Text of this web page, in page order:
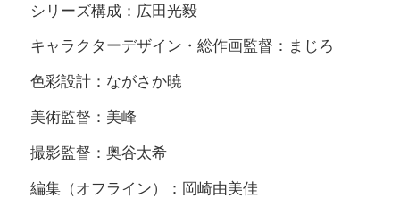
シリーズ構成：広田光毅
キャラクターデザイン・総作画監督：まじろ
色彩設計：ながさか暁
美術監督：美峰
撮影監督：奥谷太希
編集（オフライン）：岡崎由美佳